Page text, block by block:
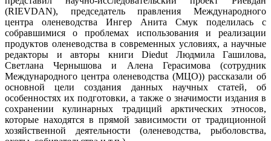
(RIEVDAN), председатель правления Международного
центра оленеводства Ингер Анита Смук поделилась с
собравшимися о проблемах использования и реализации
продуктов оленеводства в современных условиях, а научные
редакторы и авторы книги Diedut Людмила Гашилова,
Светлана Чернышова и Алена Герасимова (сотрудник
Международного центра оленеводства (МЦО)) рассказали об
основной цели создания данных научных статей, об
особенностях их подготовки, а также о значимости издания в
сохранении кулинарных традиций арктических этносов,
которые находятся в прямой зависимости от традиционной
хозяйственной деятельности (оленеводства, рыболовства,